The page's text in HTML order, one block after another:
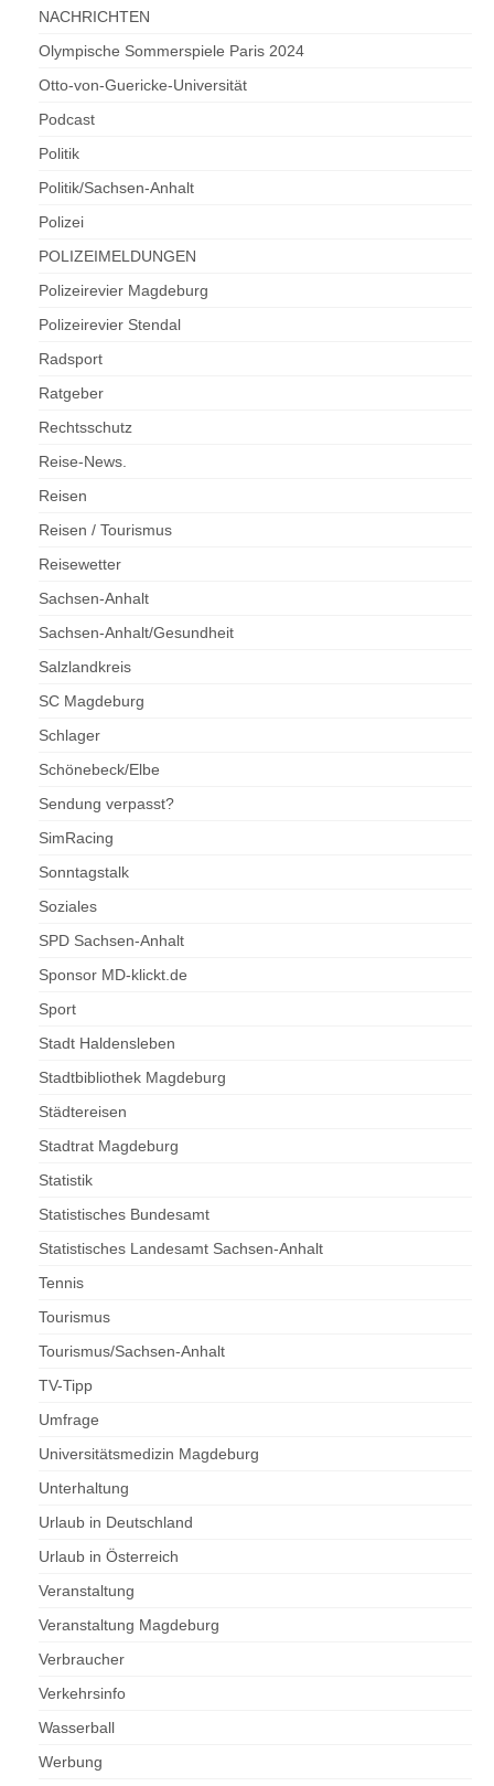
NACHRICHTEN
Olympische Sommerspiele Paris 2024
Otto-von-Guericke-Universität
Podcast
Politik
Politik/Sachsen-Anhalt
Polizei
POLIZEIMELDUNGEN
Polizeirevier Magdeburg
Polizeirevier Stendal
Radsport
Ratgeber
Rechtsschutz
Reise-News.
Reisen
Reisen / Tourismus
Reisewetter
Sachsen-Anhalt
Sachsen-Anhalt/Gesundheit
Salzlandkreis
SC Magdeburg
Schlager
Schönebeck/Elbe
Sendung verpasst?
SimRacing
Sonntagstalk
Soziales
SPD Sachsen-Anhalt
Sponsor MD-klickt.de
Sport
Stadt Haldensleben
Stadtbibliothek Magdeburg
Städtereisen
Stadtrat Magdeburg
Statistik
Statistisches Bundesamt
Statistisches Landesamt Sachsen-Anhalt
Tennis
Tourismus
Tourismus/Sachsen-Anhalt
TV-Tipp
Umfrage
Universitätsmedizin Magdeburg
Unterhaltung
Urlaub in Deutschland
Urlaub in Österreich
Veranstaltung
Veranstaltung Magdeburg
Verbraucher
Verkehrsinfo
Wasserball
Werbung